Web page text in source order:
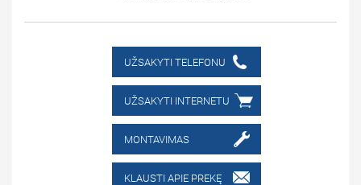
UŽSAKYTI TELEFONU
UŽSAKYTI INTERNETU
MONTAVIMAS
KLAUSTI APIE PREKĘ